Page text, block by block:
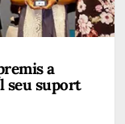
a
seu suport